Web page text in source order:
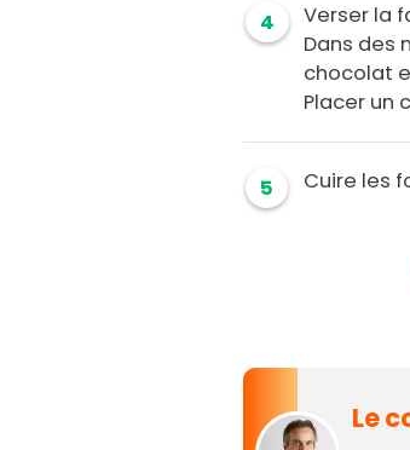
4
Verser la
Dans des
chocolat
Placer un
5 Cuire les
Le